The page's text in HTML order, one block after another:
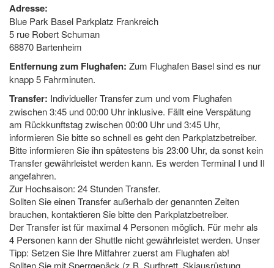
Adresse:
Blue Park Basel Parkplatz Frankreich
5 rue Robert Schuman
68870 Bartenheim
Entfernung zum Flughafen: Zum Flughafen Basel sind es nur
knapp 5 Fahrminuten.
Transfer: Individueller Transfer zum und vom Flughafen
zwischen 3:45 und 00:00 Uhr inklusive. Fällt eine Verspätung
am Rückkunftstag zwischen 00:00 Uhr und 3:45 Uhr,
informieren Sie bitte so schnell es geht den Parkplatzbetreiber.
Bitte informieren Sie ihn spätestens bis 23:00 Uhr, da sonst kein
Transfer gewährleistet werden kann. Es werden Terminal I und II
angefahren.
Zur Hochsaison: 24 Stunden Transfer.
Sollten Sie einen Transfer außerhalb der genannten Zeiten
brauchen, kontaktieren Sie bitte den Parkplatzbetreiber.
Der Transfer ist für maximal 4 Personen möglich. Für mehr als
4 Personen kann der Shuttle nicht gewährleistet werden. Unser
Tipp: Setzen Sie Ihre Mitfahrer zuerst am Flughafen ab!
Sollten Sie mit Sperrgepäck (z.B. Surfbrett, Skiausrüstung,